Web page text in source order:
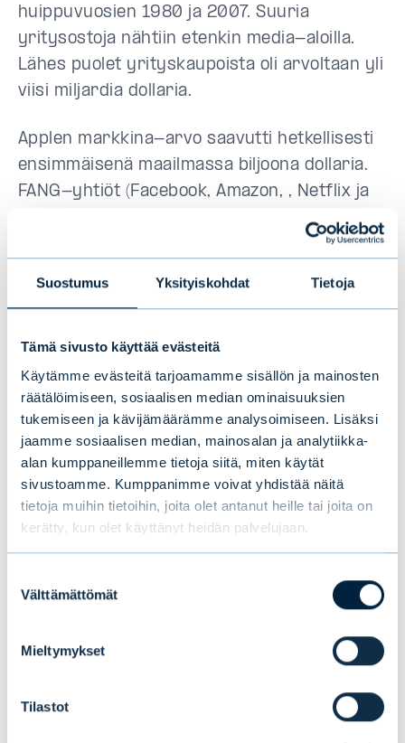
Suostumus Yksityiskohdat Tietoja
Tämä sivusto käyttää evästeitä
Käytämme evästeitä tarjoamamme sisällön ja mainosten
räätälöimiseen, sosiaalisen median ominaisuuksien
tukemiseen ja kävijämäärämme analysoimiseen. Lisäksi
jaamme sosiaalisen median, mainosalan ja analytiikka-
alan kumppaneillemme tietoja siitä, miten käytät
sivustoamme. Kumppanimme voivat yhdistää näitä
tietoja muihin tietoihin, joita olet antanut heille tai joita on
kerätty, kun olet käyttänyt heidän palvelujaan.
valinta
Välttämättömät
Mieltymykset
Tilastot
huippuvuosien 1980 ja 2007. Suuria
yritysostoja nähtiin etenkin media-aloilla.
Lähes puolet yrityskaupoista oli arvoltaan yli
viisi miljardia dollaria.
Applen markkina-arvo saavutti hetkellisesti
ensimmäisenä maailmassa biljoona dollaria.
FANG-yhtiöt (Facebook, Amazon, , Netflix ja
Google) joutuivat kuitenkin kasvavaan
paineeseen, ja teknologiayhtiöiden kurssit
Koko pohjoisella pallonpuoliskolla mitattiin
kesällä ennätyksellisiä helteitä ja kärsittiin
kuivuudesta ja metsäpaloista.
Kolme skenaariota vuodelle